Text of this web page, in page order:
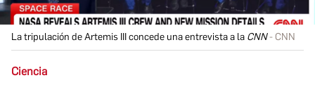
La tripulación de Artemis III concede una entrevista a la CNN CNN
Ciencia